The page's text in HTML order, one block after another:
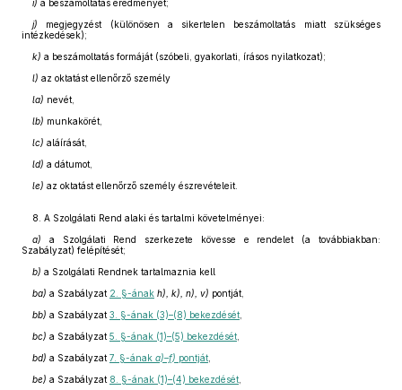
i) a beszámoltatás eredményét;
j) megjegyzést (különösen a sikertelen beszámoltatás miatt szükséges
intézkedések);
k) a beszámoltatás formáját (szóbeli, gyakorlati, írásos nyilatkozat);
l) az oktatást ellenőrző személy
la) nevét,
lb) munkakörét,
lc) aláírását,
ld) a dátumot,
le) az oktatást ellenőrző személy észrevételeit.
8. A Szolgálati Rend alaki és tartalmi követelményei:
a) a Szolgálati Rend szerkezete kövesse e rendelet (a továbbiakban:
Szabályzat) felépítését;
b) a Szolgálati Rendnek tartalmaznia kell
ba) a Szabályzat 2. §-ának h), k), n), v) pontját,
bb) a Szabályzat 3. §-ának (3)–(8) bekezdését
bc) a Szabályzat 5. §-ának (1)–(5) bekezdését
bd) a Szabályzat 7. §-ának a)–f) pontját
be) a Szabályzat 8. §-ának (1)–(4) bekezdését